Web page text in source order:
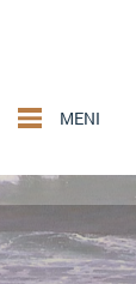
MENI